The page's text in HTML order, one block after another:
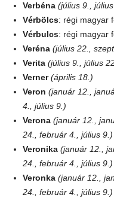
Verbéna (július 9.,
Vérbölcs: régi magyar
Vérbulcs: régi magyar
Veréna (július 22.,
Verita (július 9., július
Verner (április 18.)
Veron (január 12.,
4., július 9.)
Verona (január 12.,
24., február 4., július 9.)
Veronika (január 12.,
24., február 4., július 9.)
Veronka (január 12.,
24., február 4., július 9.)